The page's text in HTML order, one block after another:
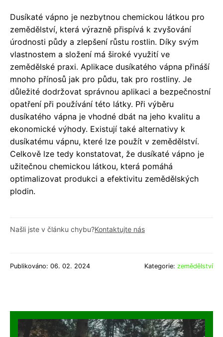
Dusíkaté vápno je nezbytnou chemickou látkou pro
zemědělství, která výrazně přispívá k zvyšování
úrodnosti půdy a zlepšení růstu rostlin. Díky svým
vlastnostem a složení má široké využití ve
zemědělské praxi. Aplikace dusíkatého vápna přináší
mnoho přínosů jak pro půdu, tak pro rostliny. Je
důležité dodržovat správnou aplikaci a bezpečnostní
opatření při používání této látky. Při výběru
dusíkatého vápna je vhodné dbát na jeho kvalitu a
ekonomické výhody. Existují také alternativy k
dusíkatému vápnu, které lze použít v zemědělství.
Celkově lze tedy konstatovat, že dusíkaté vápno je
užitečnou chemickou látkou, která pomáhá
optimalizovat produkci a efektivitu zemědělských
plodin.
Našli jste v článku chybu?Kontaktujte nás
Publikováno: 06. 02. 2024 Kategorie: zemědělství